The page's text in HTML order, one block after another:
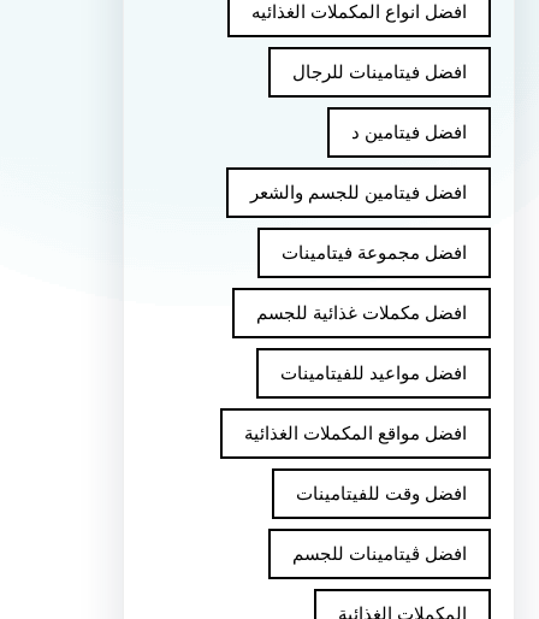
افضل انواع المكملات الغذائيه
افضل فيتامينات للرجال
افضل فيتامين د
افضل فيتامين للجسم والشعر
افضل مجموعة فيتامينات
افضل مكملات غذائية للجسم
افضل مواعيد للفيتامينات
افضل مواقع المكملات الغذائية
افضل وقت للفيتامينات
افضل ڤيتامينات للجسم
المكملات الغذائية